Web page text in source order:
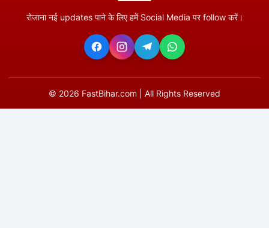
रोजाना नई updates पाने के लिए हमें Social Media पर follow करें।
© 2026 FastBihar.com | All Rights Reserved